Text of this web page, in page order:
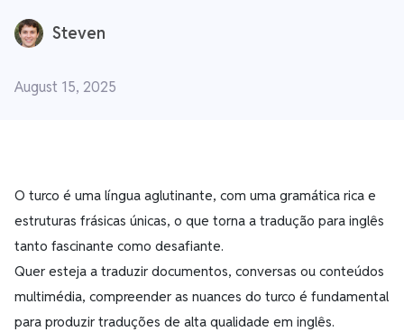
Steven
August 15, 2025
O turco é uma língua aglutinante, com uma gramática rica e
estruturas frásicas únicas, o que torna a tradução para inglês
tanto fascinante como desafiante.
Quer esteja a traduzir documentos, conversas ou conteúdos
multimédia, compreender as nuances do turco é fundamental
para produzir traduções de alta qualidade em inglês.